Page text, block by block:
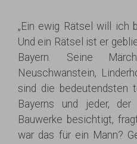
„Ein ewig Rätsel will ich
Und ein Rätsel ist er
Bayern. Seine
Neuschwanstein,
sind die bedeutendsten
Bayerns und jeder, der
Bauwerke besichtigt,
war das für ein Mann?